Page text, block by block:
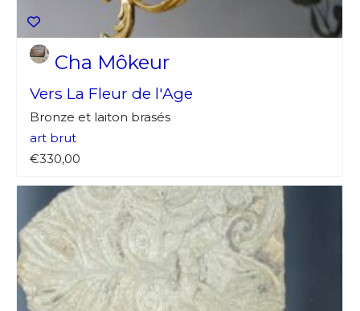
Cha Môkeur
Vers La Fleur de l'Age
Bronze et laiton brasés
art brut
€330,00